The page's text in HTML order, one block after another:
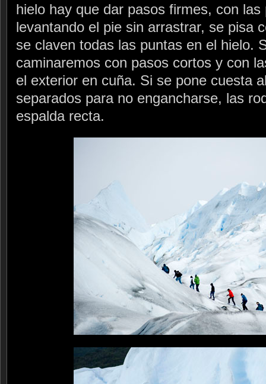
hielo hay que dar pasos firmes, con
levantando el pie sin arrastrar, se pisa
se claven todas las puntas en el hielo.
caminaremos con pasos cortos y con
el exterior en cuña. Si se pone cuesta
separados para no engancharse, las
espalda recta.